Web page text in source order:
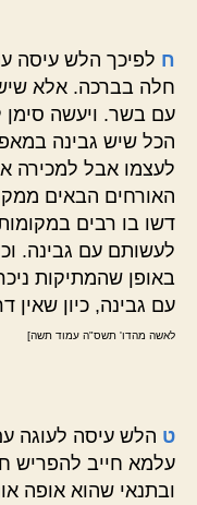
ח לפיכך הלש עיסה
חלה בברכה. אלא
עם בשר. ויעשה
הכל שיש גבינה
לעצמו אבל למכירה
האורחים הבאים
דשו בו רבים
לעשותם עם גבינה.
באופן שהמתיקות
עם גבינה, כיון שאין
לאשה מהדו' תשס"ה עמוד תשה]
ט הלש עיסה לעוגה
עלמא חייב להפריש
ובתנאי שהוא אופה